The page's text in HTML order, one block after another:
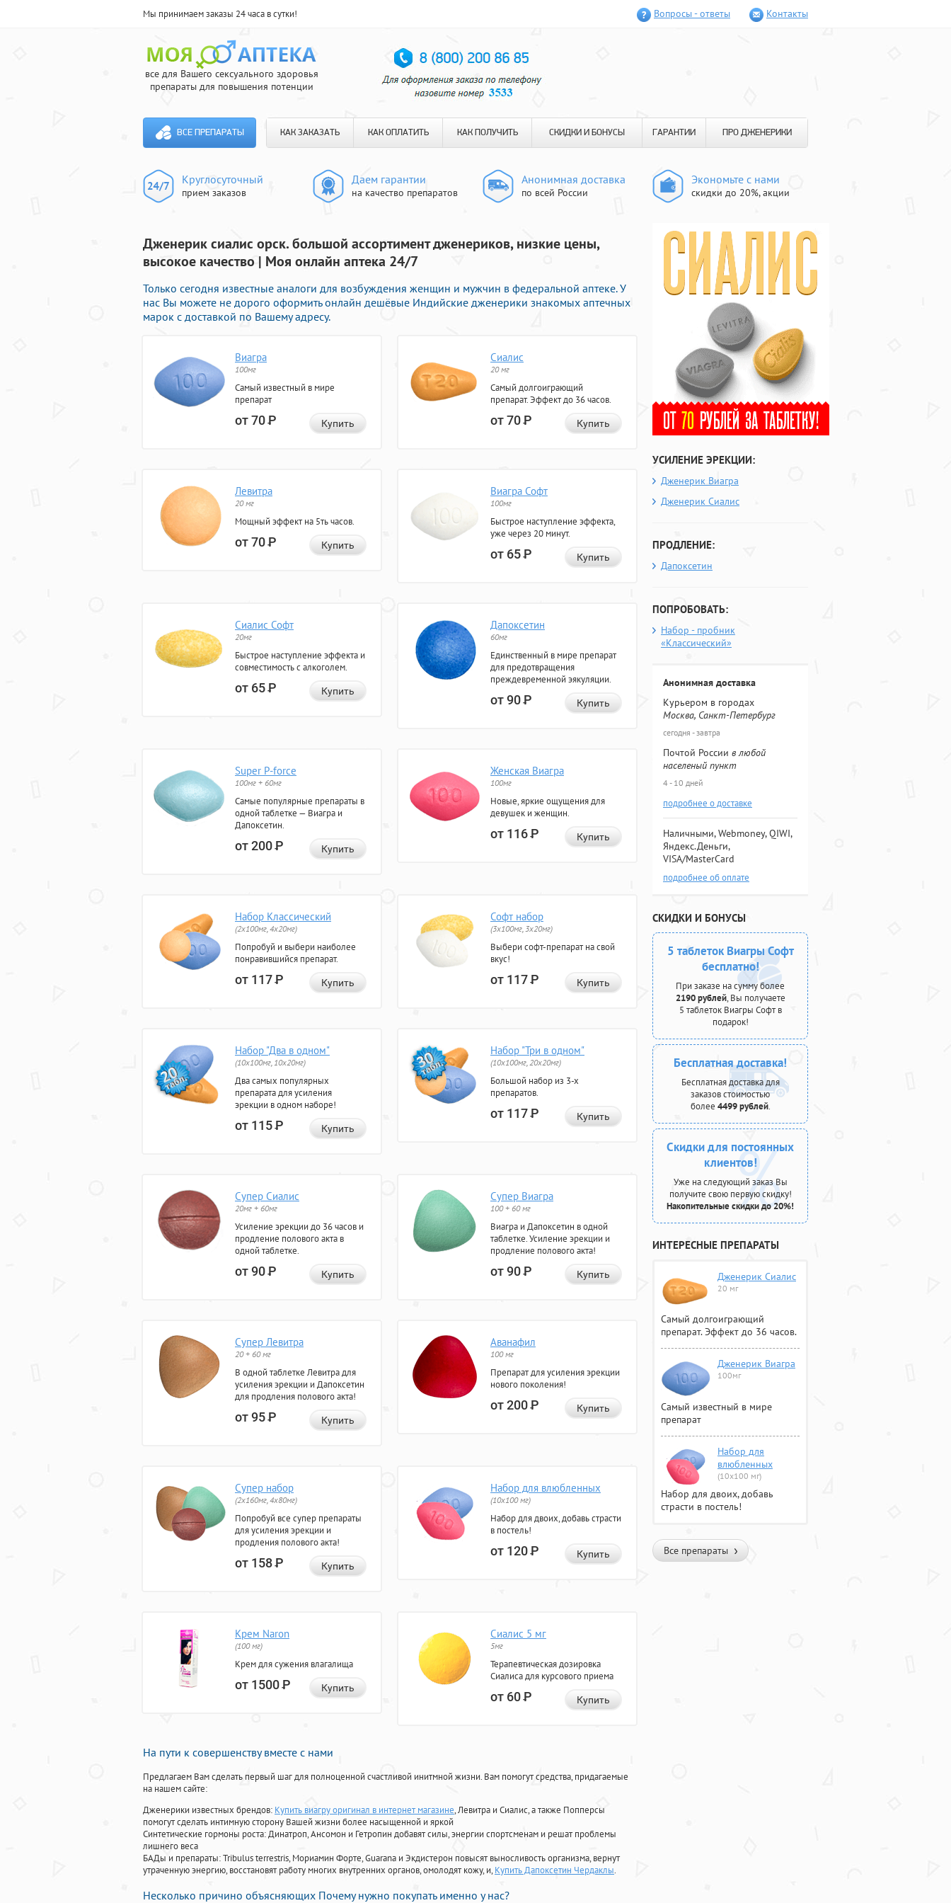
Мы принимаем заказы 24 часа в сутки! Вопросы - ответы Контакты
все для Вашего сексуального здоровья
препараты для повышения потенции
ВСЕ ПРЕПАРАТЫ КАК ЗАКАЗАТЬ КАК ОПЛАТИТЬ КАК ПОЛУЧИТЬ СКИДКИ И БОНУСЫ ГАРАНТИИ ПРО ДЖЕНЕРИКИ
Круглосуточный
прием заказов
Даем гарантии
на качество препаратов
Анонимная доставка
по всей России
Экономьте с нами
скидки до 20%, акции
Дженерик сиалис орск. большой ассортимент дженериков, низкие цены,
высокое качество | Моя онлайн аптека 24/7
Только сегодня известные аналоги для возбуждения женщин и мужчин в федеральной аптеке. У
нас Вы можете не дорого оформить онлайн дешёвые Индийские дженерики знакомых аптечных
марок с доставкой по Вашему адресу.
Виагра
100мг
Самый известный в мире
препарат
от 70Р Купить
Сиалис
20 мг
Самый долгоиграющий
препарат. Эффект до 36 часов.
от 70Р Купить
Левитра
20 мг
Мощный эффект на 5ть часов.
от 70Р Купить
Виагра Софт
100мг
Быстрое наступление эффекта,
уже через 20 минут.
от 65Р Купить
Сиалис Софт
20мг
Быстрое наступление эффекта и
совместимость с алкоголем.
от 65Р Купить
Дапоксетин
60мг
Единственный в мире препарат
для предотвращения
преждевременной эякуляции.
от 90Р Купить
Super P-force
100мг + 60мг
Самые популярные препараты в
одной таблетке — Виагра и
Дапоксетин.
от 200Р Купить
Женская Виагра
100мг
Новые, яркие ощущения для
девушек и женщин.
от 116Р Купить
Набор Классический
(2x100мг, 4x20мг)
Попробуй и выбери наиболее
понравившийся препарат.
от 117Р Купить
Софт набор
(3x100мг, 3x20мг)
Выбери софт-препарат на свой
вкус!
от 117Р Купить
Набор "Два в одном"
(10x100мг, 10x20мг)
Два самых популярных
препарата для усиления
эрекции в одном наборе!
от 115Р Купить
Набор "Три в одном"
(10x100мг, 20x20мг)
Большой набор из 3-х
препаратов.
от 117Р Купить
Супер Сиалис
20мг + 60мг
Усиление эрекции до 36 часов и
продление полового акта в
одной таблетке.
от 90Р Купить
Супер Виагра
100 + 60 мг
Виагра и Дапоксетин в одной
таблетке. Усиление эрекции и
продление полового акта!
от 90Р Купить
Супер Левитра
20 + 60 мг
В одной таблетке Левитра для
усиления эрекции и Дапоксетин
для продления полового акта!
от 95Р Купить
Аванафил
100 мг
Препарат для усиления эрекции
нового поколения!
от 200Р Купить
Супер набор
(2х160мг, 4х80мг)
Попробуй все супер препараты
для усиления эрекции и
продления полового акта!
от 158Р Купить
Набор для влюбленных
(10х100 мг)
Набор для двоих, добавь страсти
в постель!
от 120Р Купить
Крем Naron
(100 мг)
Крем для сужения влагалища
от 1500Р Купить
Сиалис 5 мг
5мг
Терапевтическая дозировка
Сиалиса для курсового приема
от 60Р Купить
На пути к совершенству вместе с нами
Предлагаем Вам сделать первый шаг для полноценной счастливой инитмной жизни. Вам помогут средства, придагаемые
на нашем сайте:
Дженерики известных брендов: Купить виагру оригинал в интернет магазине, Левитра и Сиалис, а также Попперсы
помогут сделать интимную сторону Вашей жизни более насыщенной и яркой
Синтетические гормоны роста: Динатроп, Ансомон и Гетропин добавят силы, энергии спортсменам и решат проблемы
лишнего веса
БАДы и препараты:Tribulus terrestris, Мориамин Форте, Guarana и Экдистерон повысят выносливость организма, вернут
утраченную энергию, восстановят работу многих внутренних органов, омолодят кожу, и, Купить Дапоксетин Чердаклы.
Несколько причино объясняющих Почему нужно покупать именно у нас?
УСИЛЕНИЕ ЭРЕКЦИИ:
Дженерик Виагра
Дженерик Сиалис
ПРОДЛЕНИЕ:
Дапоксетин
ПОПРОБОВАТЬ:
Набор - пробник
«Классический»
Анонимная доставка
Курьером в городах
Москва, Санкт-Петербург
сегодня - завтра
Почтой России в любой
населеный пункт
4 - 10 дней
подробнее о доставке
Наличными, Webmoney, QIWI,
Яндекс.Деньги,
VISA/MasterCard
подробнее об оплате
СКИДКИ И БОНУСЫ
5 таблеток Виагры Софт
бесплатно!
При заказе на сумму более
2190 рублей, Вы получаете
5 таблеток Виагры Софт в
подарок!
Бесплатная доставка!
Бесплатная доставка для
заказов стоимостью
более 4499 рублей.
Скидки для постоянных
клиентов!
Уже на следующий заказ Вы
получите свою первую скидку!
Накопительные скидки до 20%!
ИНТЕРЕСНЫЕ ПРЕПАРАТЫ
Дженерик Сиалис
20 мг
Самый долгоиграющий
препарат. Эффект до 36 часов.
Дженерик Виагра
100мг
Самый известный в мире
препарат
Набор для
влюбленных
(10х100 мг)
Набор для двоих, добавь
страсти в постель!
Все препараты